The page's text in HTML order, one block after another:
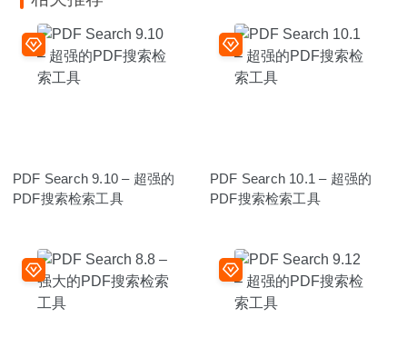
PDF Search 9.10 – 超强的
PDF搜索检索工具
PDF Search 10.1 – 超强的
PDF搜索检索工具